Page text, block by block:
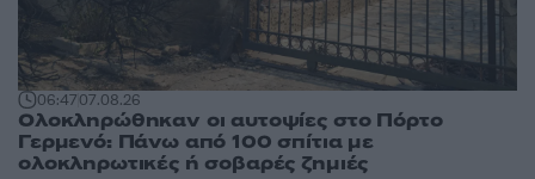
06:4707.08.26
Ολοκληρώθηκαν οι αυτοψίες στο Πόρτο
Γερμενό: Πάνω από 100 σπίτια με
ολοκληρωτικές ή σοβαρές ζημιές